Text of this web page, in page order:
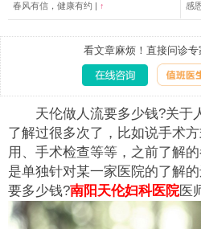
春风有信，健康有约 | ↑ 感
看文章麻烦！直接问诊专
天伦做人流要多少钱?关于
了解过很多次了，比如说手术
用、手术检查等等，之前了解
是单独针对某一家医院的了解
要多少钱?南阳天伦妇科医院医